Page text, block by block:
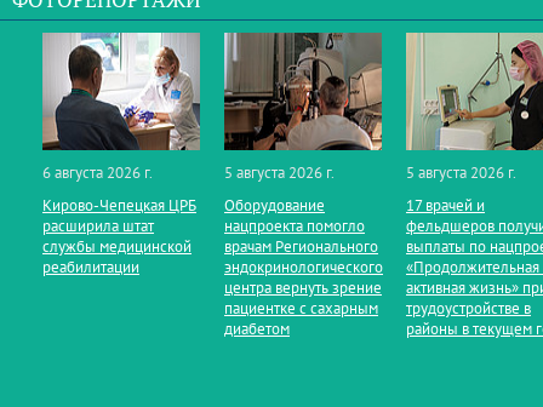
6 августа 2026 г.
Кирово‑Чепецкая ЦРБ
расширила штат
службы медицинской
реабилитации
5 августа 2026 г.
Оборудование
нацпроекта помогло
врачам Регионального
эндокринологического
центра вернуть зрение
пациентке с сахарным
диабетом
5 августа 2026 г.
17 врачей и
фельдшеров
выплаты по
«Продолжительная
активная жизнь»
трудоустройстве в
районы в текущем